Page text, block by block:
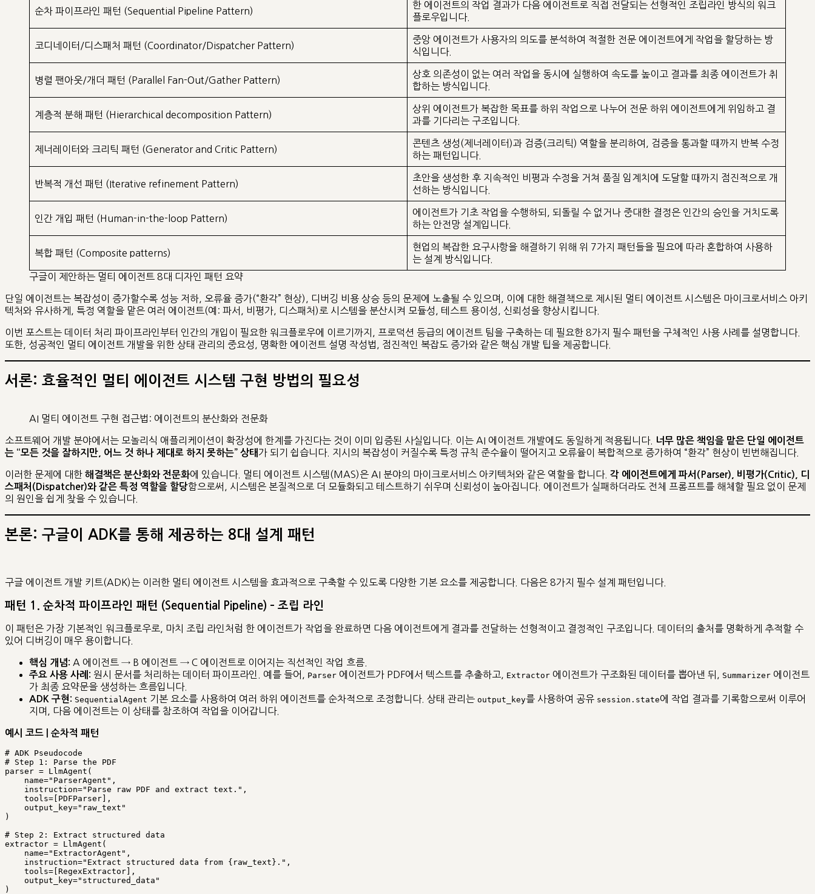
순차 파이프라인 패턴 (Sequential Pipeline Pattern)
한 에이전트의 작업 결과가 다음 에이전트로 직접 전달되는 선형적인 조립라인 방식의 워크
플로우입니다.
코디네이터/디스패처 패턴 (Coordinator/Dispatcher Pattern)
중앙 에이전트가 사용자의 의도를 분석하여 적절한 전문 에이전트에게 작업을 할당하는 방
식입니다.
병렬 팬아웃/개더 패턴 (Parallel Fan-Out/Gather Pattern)
상호 의존성이 없는 여러 작업을 동시에 실행하여 속도를 높이고 결과를 최종 에이전트가 취
합하는 방식입니다.
계층적 분해 패턴 (Hierarchical decomposition Pattern)
상위 에이전트가 복잡한 목표를 하위 작업으로 나누어 전문 하위 에이전트에게 위임하고 결
과를 기다리는 구조입니다.
제너레이터와 크리틱 패턴 (Generator and Critic Pattern)
콘텐츠 생성(제너레이터)과 검증(크리틱) 역할을 분리하여, 검증을 통과할 때까지 반복 수정
하는 패턴입니다.
반복적 개선 패턴 (Iterative refinement Pattern)
초안을 생성한 후 지속적인 비평과 수정을 거쳐 품질 임계치에 도달할 때까지 점진적으로 개
선하는 방식입니다.
인간 개입 패턴 (Human-in-the-loop Pattern)
에이전트가 기초 작업을 수행하되, 되돌릴 수 없거나 중대한 결정은 인간의 승인을 거치도록
하는 안전망 설계입니다.
복합 패턴 (Composite patterns)
현업의 복잡한 요구사항을 해결하기 위해 위 7가지 패턴들을 필요에 따라 혼합하여 사용하
는 설계 방식입니다.
구글이 제안하는 멀티 에이전트 8대 디자인 패턴 요약
단일 에이전트는 복잡성이 증가할수록 성능 저하, 오류율 증가(“환각” 현상), 디버깅 비용 상승 등의 문제에 노출될 수 있으며, 이에 대한 해결책으로 제시된 멀티 에이전트 시스템은 마이크로서비스 아키
텍처와 유사하게, 특정 역할을 맡은 여러 에이전트(예: 파서, 비평가, 디스패처)로 시스템을 분산시켜 모듈성, 테스트 용이성, 신뢰성을 향상시킵니다.
이번 포스트는 데이터 처리 파이프라인부터 인간의 개입이 필요한 워크플로우에 이르기까지, 프로덕션 등급의 에이전트 팀을 구축하는 데 필요한 8가지 필수 패턴을 구체적인 사용 사례를 설명합니다.
또한, 성공적인 멀티 에이전트 개발을 위한 상태 관리의 중요성, 명확한 에이전트 설명 작성법, 점진적인 복잡도 증가와 같은 핵심 개발 팁을 제공합니다.
서론: 효율적인 멀티 에이전트 시스템 구현 방법의 필요성
AI 멀티 에이전트 구현 접근법: 에이전트의 분산화와 전문화
소프트웨어 개발 분야에서는 모놀리식 애플리케이션이 확장성에 한계를 가진다는 것이 이미 입증된 사실입니다. 이는 AI 에이전트 개발에도 동일하게 적용됩니다.
너무 많은 책임을 맡은 단일 에이전트
는 “모든 것을 잘하지만, 어느 것 하나 제대로 하지 못하는” 상태 가 되기 쉽습니다. 지시의 복잡성이 커질수록 특정 규칙 준수율이 떨어지고 오류율이 복합적으로 증가하여 “환각” 현상이 빈번해집니다.
이러한 문제에 대한 해결책은 분산화와 전문화에 있습니다. 멀티 에이전트 시스템(MAS)은 AI 분야의 마이크로서비스 아키텍처와 같은 역할을 합니다. 각 에이전트에게 파서(Parser), 비평가(Critic), 디
스패처(Dispatcher)와 같은 특정 역할을 할당함으로써, 시스템은 본질적으로 더 모듈화되고 테스트하기 쉬우며 신뢰성이 높아집니다. 에이전트가 실패하더라도 전체 프롬프트를 해체할 필요 없이 문제
의 원인을 쉽게 찾을 수 있습니다.
본론: 구글이 ADK를 통해 제공하는 8대 설계 패턴
구글 에이전트 개발 키트(ADK)는 이러한 멀티 에이전트 시스템을 효과적으로 구축할 수 있도록 다양한 기본 요소를 제공합니다. 다음은 8가지 필수 설계 패턴입니다.
패턴 1. 순차적 파이프라인 패턴 (Sequential Pipeline) – 조립 라인
이 패턴은 가장 기본적인 워크플로우로, 마치 조립 라인처럼 한 에이전트가 작업을 완료하면 다음 에이전트에게 결과를 전달하는 선형적이고 결정적인 구조입니다. 데이터의 출처를 명확하게 추적할 수
있어 디버깅이 매우 용이합니다.
핵심 개념: A 에이전트 → B 에이전트 → C 에이전트로 이어지는 직선적인 작업 흐름.
주요 사용 사례: 원시 문서를 처리하는 데이터 파이프라인. 예를 들어, Parser 에이전트가 PDF에서 텍스트를 추출하고, Extractor 에이전트가 구조화된 데이터를 뽑아낸 뒤, Summarizer 에이전트
가 최종 요약문을 생성하는 흐름입니다.
ADK 구현: SequentialAgent 기본 요소를 사용하여 여러 하위 에이전트를 순차적으로 조정합니다. 상태 관리는 output_key를 사용하여 공유 session.state에 작업 결과를 기록함으로써 이루어
지며, 다음 에이전트는 이 상태를 참조하여 작업을 이어갑니다.
예시 코드 | 순차적 패턴
# ADK Pseudocode
# Step 1: Parse the PDF
parser = LlmAgent(
)
# Step 2: Extract structured data
extractor = LlmAgent(
)